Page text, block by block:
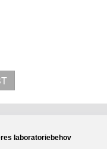
laboratoriebehov